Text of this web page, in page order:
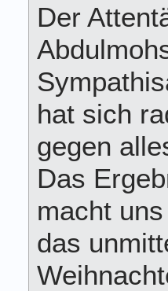
Der
hat sich
gegen
Das
macht
das